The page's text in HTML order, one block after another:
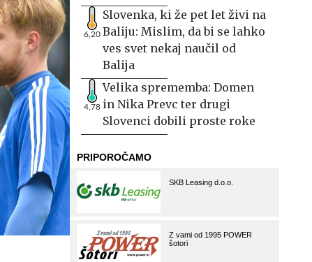
6,20
Slovenka, ki že pet let živi na
Baliju: Mislim, da bi se lahko
ves svet nekaj naučil od
Balija
4,78
Velika sprememba: Domen
in Nika Prevc ter drugi
Slovenci dobili proste roke